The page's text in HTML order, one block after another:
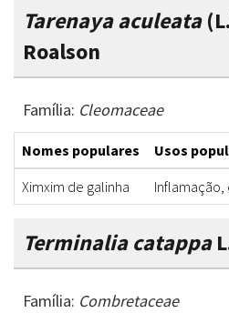
Tarenaya aculeata
Roalson
Família: Cleomaceae
Nomes populares Usos
Ximxim de galinha
Inflamação,
Terminalia catappa
Família: Combretaceae